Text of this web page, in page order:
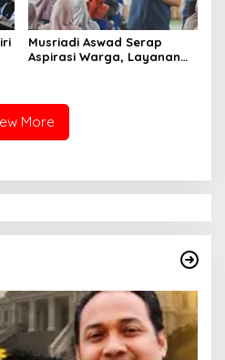
Musriadi Aswad Serap
Aspirasi Warga, Layanan
More